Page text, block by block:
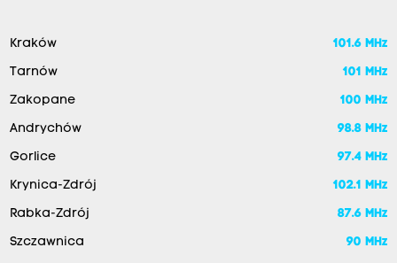
Kraków 101.6 MHz
Tarnów 101 MHz
Zakopane 100 MHz
Andrychów 98.8 MHz
Gorlice 97.4 MHz
Krynica-Zdrój 102.1 MHz
Rabka-Zdrój 87.6 MHz
Szczawnica 90 MHz